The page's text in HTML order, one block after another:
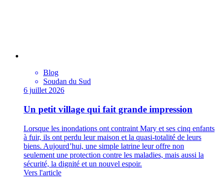
Blog
Soudan du Sud
6 juillet 2026
Un petit village qui fait grande impression
Lorsque les inondations ont contraint Mary et ses cinq enfants
à fuir, ils ont perdu leur maison et la quasi-totalité de leurs
biens. Aujourd’hui, une simple latrine leur offre non
seulement une protection contre les maladies, mais aussi la
sécurité, la dignité et un nouvel espoir.
Vers l'article